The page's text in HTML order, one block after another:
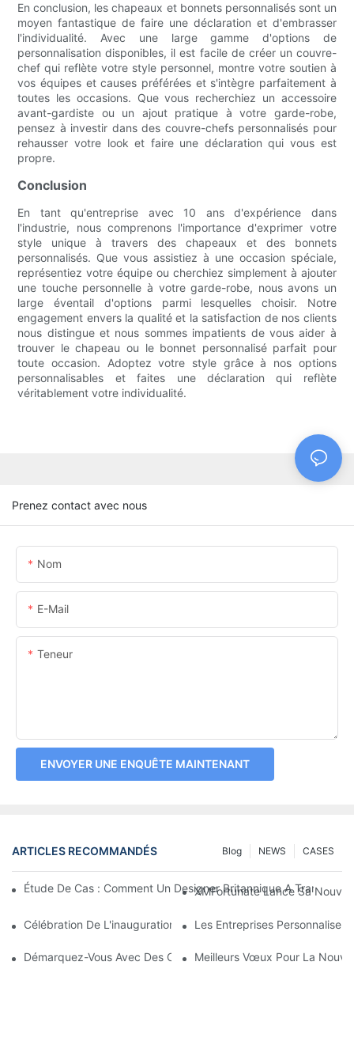
En conclusion, les chapeaux et bonnets personnalisés sont un
moyen fantastique de faire une déclaration et d'embrasser
l'individualité. Avec une large gamme d'options de
personnalisation disponibles, il est facile de créer un couvre-
chef qui reflète votre style personnel, montre votre soutien à
vos équipes et causes préférées et s'intègre parfaitement à
toutes les occasions. Que vous recherchiez un accessoire
avant-gardiste ou un ajout pratique à votre garde-robe,
pensez à investir dans des couvre-chefs personnalisés pour
rehausser votre look et faire une déclaration qui vous est
propre.
Conclusion
En tant qu'entreprise avec 10 ans d'expérience dans
l'industrie, nous comprenons l'importance d'exprimer votre
style unique à travers des chapeaux et des bonnets
personnalisés. Que vous assistiez à une occasion spéciale,
représentiez votre équipe ou cherchiez simplement à ajouter
une touche personnelle à votre garde-robe, nous avons un
large éventail d'options parmi lesquelles choisir. Notre
engagement envers la qualité et la satisfaction de nos clients
nous distingue et nous sommes impatients de vous aider à
trouver le chapeau ou le bonnet personnalisé parfait pour
toute occasion. Adoptez votre style grâce à nos options
personnalisables et faites une déclaration qui reflète
véritablement votre individualité.
Prenez contact avec nous
Nom
E-Mail
Teneur
ENVOYER UNE ENQUÊTE MAINTENANT
ARTICLES RECOMMANDÉS CASES
NEWS
Blog
Étude De Cas : Comment Un Designer Britannique A
XMFortunate Lance Sa
Célébration De L'inauguration À L'occasion Du Nouvel An
Les Entreprises
Démarquez-Vous Avec Des Couvre-Chefs Personnalisés
Meilleurs Vœux Pour La